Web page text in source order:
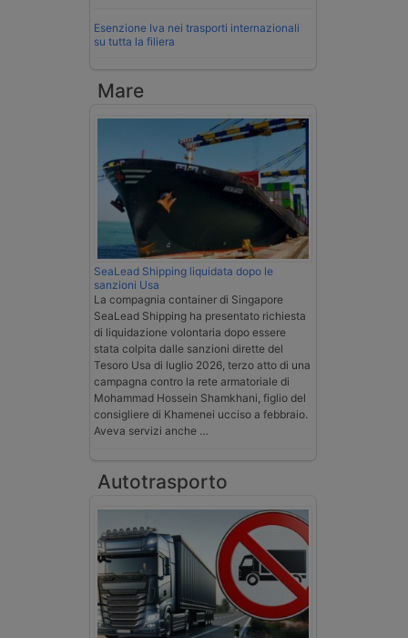
Esenzione Iva nei trasporti internazionali
su tutta la filiera
Mare
SeaLead Shipping liquidata dopo le
sanzioni Usa
La compagnia container di Singapore
SeaLead Shipping ha presentato richiesta
di liquidazione volontaria dopo essere
stata colpita dalle sanzioni dirette del
Tesoro Usa di luglio 2026, terzo atto di una
campagna contro la rete armatoriale di
Mohammad Hossein Shamkhani, figlio del
consigliere di Khamenei ucciso a febbraio.
Aveva servizi anche …
Autotrasporto